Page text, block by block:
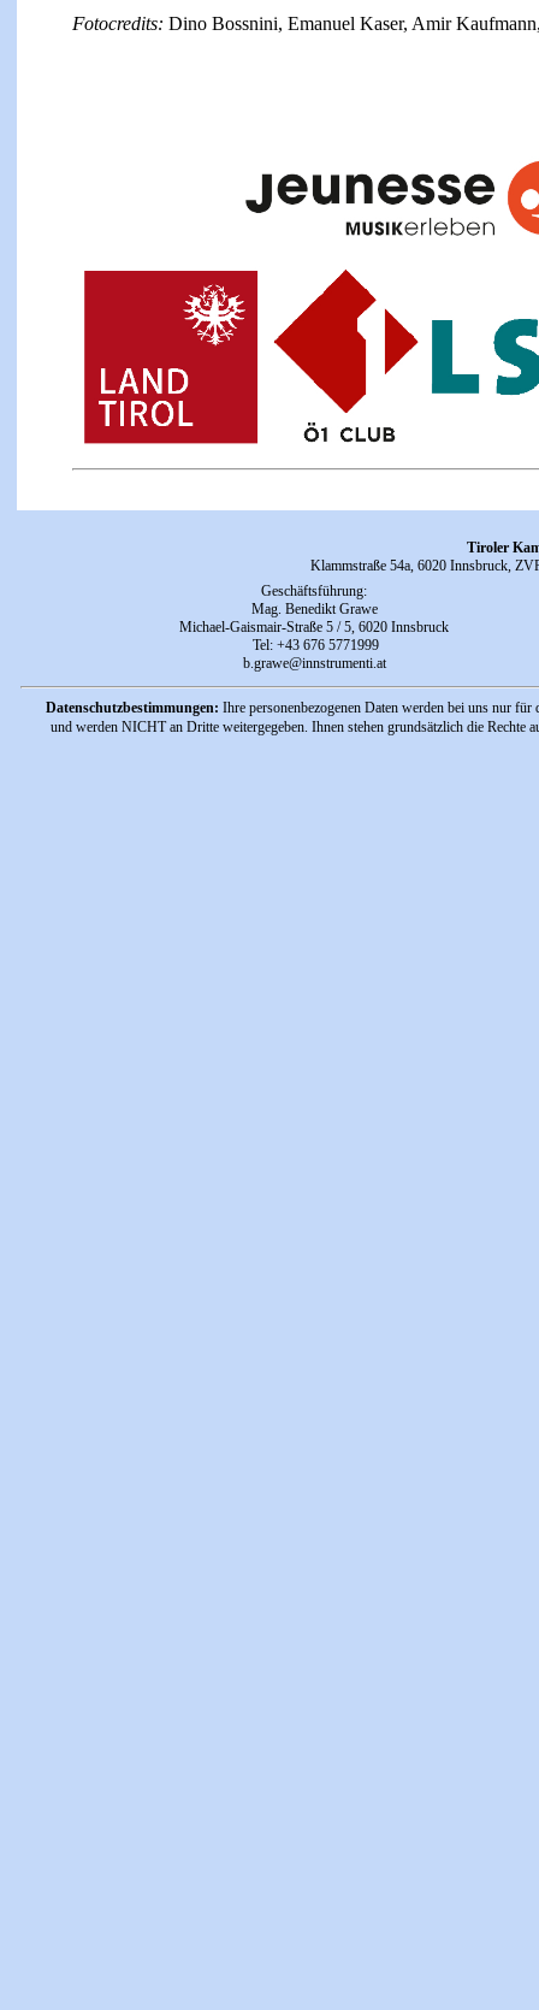
Fotocredits: Dino Bossnini, Emanuel Kaser, Amir
Tiroler
Klammstraße 54a, 6020 Innsbruck,
Geschäftsführung:
Mag. Benedikt Grawe
Michael-Gaismair-Straße 5 / 5, 6020 Innsbruck
Tel: +43 676 5771999
b.grawe@innstrumenti.at
Datenschutzbestimmungen: Ihre personenbezogenen Daten werden bei uns nur
und werden NICHT an Dritte weitergegeben. Ihnen stehen grundsätzlich die